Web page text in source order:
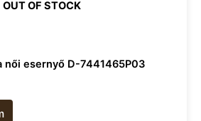
OUT OF STOCK
női esernyő D-7441465P03